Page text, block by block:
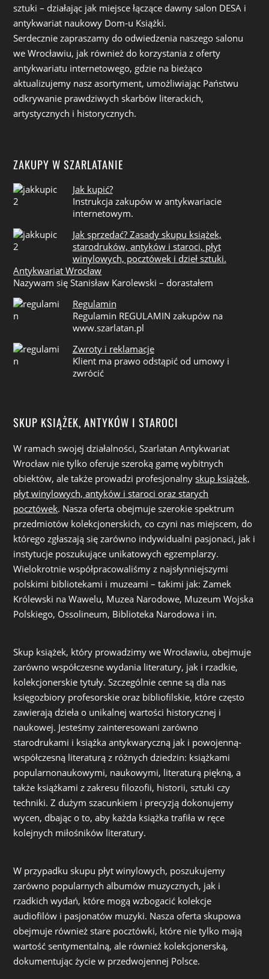
sztuki – działając jak miejsce łączące dawny salon DESA i
antykwariat naukowy Dom-u Książki.
Serdecznie zapraszamy do odwiedzenia naszego salonu
we Wrocławiu, jak również do korzystania z oferty
antykwariatu internetowego, gdzie na bieżąco
aktualizujemy nasz asortyment, umożliwiając Państwu
odkrywanie prawdziwych skarbów literackich,
artystycznych i historycznych.
ZAKUPY W SZARLATANIE
Jak kupić?
Instrukcja zakupów w antykwariacie
internetowym.
Jak sprzedać? Zasady skupu książek,
starodruków, antyków i staroci, płyt
winylowych, pocztówek i dzieł sztuki.
Antykwariat Wrocław
Nazywam się Stanisław Karolewski – dorastałem
Regulamin
Regulamin REGULAMIN zakupów na
www.szarlatan.pl
Zwroty i reklamacje
Klient ma prawo odstąpić od umowy i
zwrócić
SKUP KSIĄŻEK, ANTYKÓW I STAROCI
W ramach swojej działalności, Szarlatan Antykwariat
Wrocław nie tylko oferuje szeroką gamę wybitnych
obiektów, ale także prowadzi profesjonalny skup książek,
płyt winylowych, antyków i staroci oraz starych
pocztówek. Nasza oferta obejmuje szerokie spektrum
przedmiotów kolekcjonerskich, co czyni nas miejscem, do
którego zgłaszają się zarówno indywidualni pasjonaci, jak i
instytucje poszukujące unikatowych egzemplarzy.
Wielokrotnie współpracowaliśmy z najsłynniejszymi
polskimi bibliotekami i muzeami – takimi jak: Zamek
Królewski na Wawelu, Muzea Narodowe, Muzeum Wojska
Polskiego, Ossolineum, Biblioteka Narodowa i in.
Skup książek, który prowadzimy we Wrocławiu, obejmuje
zarówno współczesne wydania literatury, jak i rzadkie,
kolekcjonerskie tytuły. Szczególnie cenne są dla nas
księgozbiory profesorskie oraz bibliofilskie, które często
zawierają dzieła o unikalnej wartości historycznej i
naukowej. Jesteśmy zainteresowani zarówno
starodrukami i książka antykwaryczną jak i powojenną-
współczesną literaturą z różnych dziedzin: książkami
popularnonaukowymi, naukowymi, literaturą piękną, a
także książkami z zakresu filozofii, historii, sztuki czy
techniki. Z dużym szacunkiem i precyzją dokonujemy
wycen, dbając o to, aby każda książka trafiła w ręce
kolejnych miłośników literatury.
W przypadku skupu płyt winylowych, poszukujemy
zarówno popularnych albumów muzycznych, jak i
rzadkich wydań, które mogą wzbogacić kolekcje
audiofilów i pasjonatów muzyki. Nasza oferta skupowa
obejmuje również stare pocztówki, które nie tylko mają
wartość sentymentalną, ale również kolekcjonerską,
dokumentując życie w przedwojennej Polsce.